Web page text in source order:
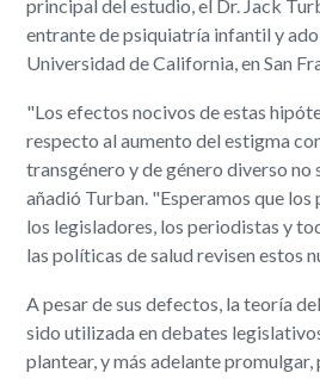
principal del estudio, el Dr. Jack
entrante de psiquiatría infantil y
Universidad de California, en San
"Los efectos nocivos de estas
respecto al aumento del estigma
transgénero y de género diverso no
añadió Turban. "Esperamos que
los legisladores, los periodistas y
las políticas de salud revisen estos
A pesar de sus defectos, la teoría
sido utilizada en debates
plantear, y más adelante